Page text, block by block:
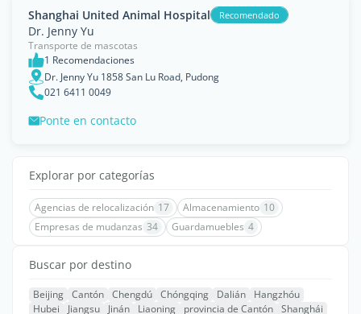
Shanghai United Animal Hospital Recomendado
Dr. Jenny Yu
Transporte de mascotas
1 Recomendaciones
Dr. Jenny Yu 1858 San Lu Road, Pudong
021 6411 0049
Ponte en contacto
Explorar por categorías
Agencias de relocalización 17 Almacenamiento 10
Empresas de mudanzas 34 Guardamuebles 4
Buscar por destino
Beijing Cantón Chengdú Chóngqing Dalián
Hangzhóu
Hubei
Jiangsu Jinán Liaoning provincia de Cantón Shanghái